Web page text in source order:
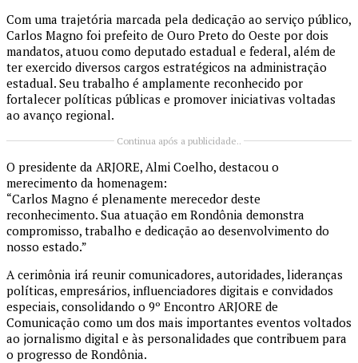
Com uma trajetória marcada pela dedicação ao serviço público,
Carlos Magno foi prefeito de Ouro Preto do Oeste por dois
mandatos, atuou como deputado estadual e federal, além de
ter exercido diversos cargos estratégicos na administração
estadual. Seu trabalho é amplamente reconhecido por
fortalecer políticas públicas e promover iniciativas voltadas
ao avanço regional.
Continua após a publicidade..
O presidente da ARJORE, Almi Coelho, destacou o
merecimento da homenagem:
“Carlos Magno é plenamente merecedor deste
reconhecimento. Sua atuação em Rondônia demonstra
compromisso, trabalho e dedicação ao desenvolvimento do
nosso estado.”
A cerimônia irá reunir comunicadores, autoridades, lideranças
políticas, empresários, influenciadores digitais e convidados
especiais, consolidando o 9º Encontro ARJORE de
Comunicação como um dos mais importantes eventos voltados
ao jornalismo digital e às personalidades que contribuem para
o progresso de Rondônia.